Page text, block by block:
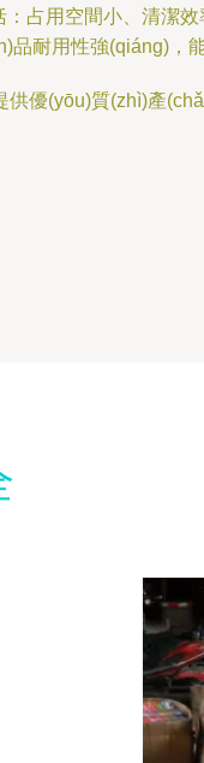
占用空間小、清潔
耐用性強(qiáng)，
優(yōu)質(zhì)產